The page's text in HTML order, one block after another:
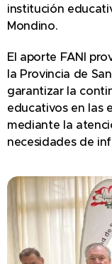
institución
Mondino.
El aporte FANI
la Provincia de
garantizar la
educativos en las
mediante la
necesidades de